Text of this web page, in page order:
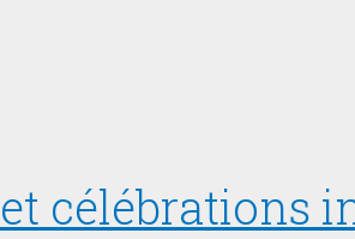
célébrations